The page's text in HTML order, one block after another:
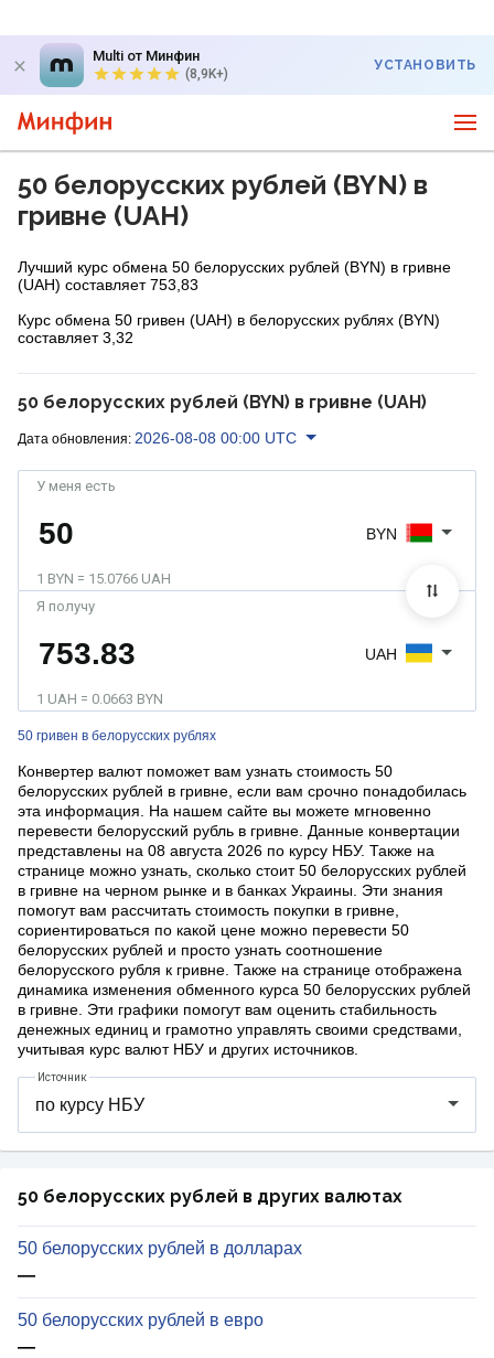
Multi от Минфин
(8,9K+)
УСТАНОВИТЬ
50 белорусских рублей (BYN) в
гривне (UAH)
Лучший курс обмена 50 белорусских рублей (BYN) в гривне
(UAH) составляет 753,83
Курс обмена 50 гривен (UAH) в белорусских рублях (BYN)
составляет 3,32
50 белорусских рублей (BYN) в гривне (UAH)
Дата обновления: 2026-08-08 00:00 UTC
50 гривен в белорусских рублях
У меня есть
1 BYN = 15.0766 UAH
BYN
Я получу
1 UAH = 0.0663 BYN
UAH
Конвертер валют поможет вам узнать стоимость 50
белорусских рублей в гривне, если вам срочно понадобилась
эта информация. На нашем сайте вы можете мгновенно
перевести белорусский рубль в гривне. Данные конвертации
представлены на 08 августа 2026 по курсу НБУ. Также на
странице можно узнать, сколько стоит 50 белорусских рублей
в гривне на черном рынке и в банках Украины. Эти знания
помогут вам рассчитать стоимость покупки в гривне,
сориентироваться по какой цене можно перевести 50
белорусских рублей и просто узнать соотношение
белорусcкого рубля к гривне. Также на странице отображена
динамика изменения обменного курса 50 белорусских рублей
в гривне. Эти графики помогут вам оценить стабильность
денежных единиц и грамотно управлять своими средствами,
учитывая курс валют НБУ и других источников.
Источник
50 белорусских рублей в других валютах
50 белорусских рублей в долларах
—
50 белорусских рублей в евро
—